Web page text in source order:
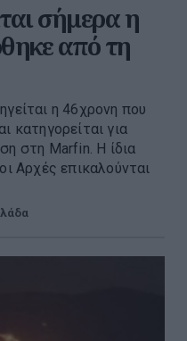
σήμερα η
από τη
η 46χρονη που
κατηγορείται για
στη Marfin. Η ίδια
Αρχές επικαλούνται